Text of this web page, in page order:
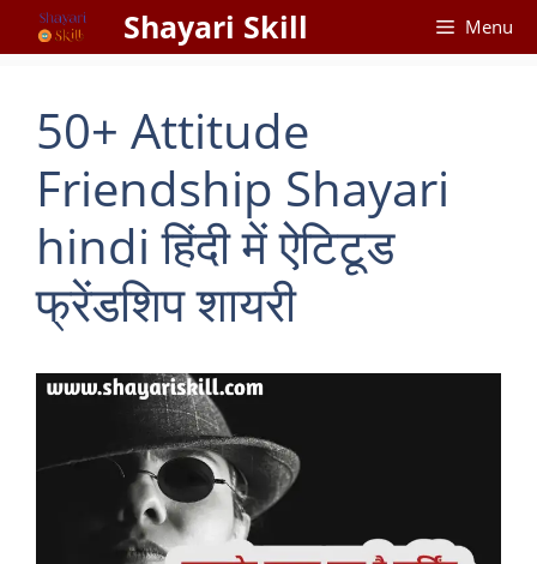
Shayari Skill Menu
50+ Attitude
Friendship Shayari
hindi हिंदी में ऐटिटूड
फ्रेंडशिप शायरी